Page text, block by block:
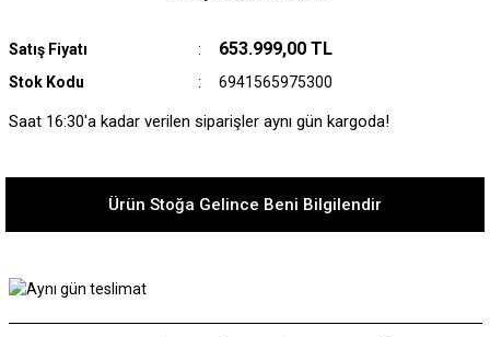
Satış Fiyatı 653.999,00 TL
Stok Kodu 6941565975300
Saat 16:30'a kadar verilen siparişler aynı gün kargoda!
Ürün Stoğa Gelince Beni Bilgilendir